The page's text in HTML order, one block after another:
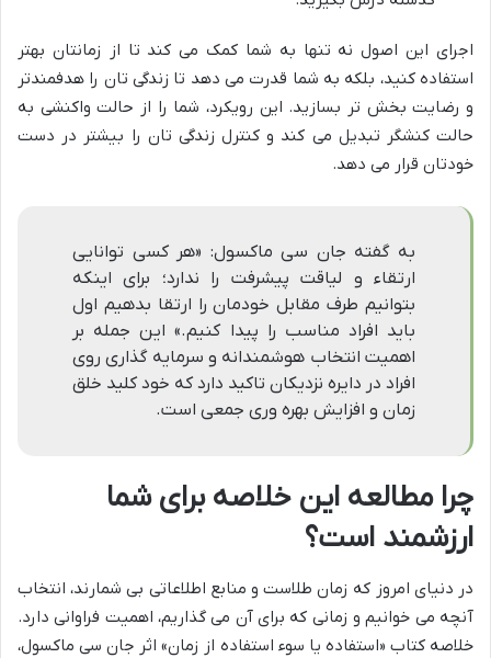
اجرای این اصول نه تنها به شما کمک می کند تا از زمانتان بهتر
استفاده کنید، بلکه به شما قدرت می دهد تا زندگی تان را هدفمندتر
و رضایت بخش تر بسازید. این رویکرد، شما را از حالت واکنشی به
حالت کنشگر تبدیل می کند و کنترل زندگی تان را بیشتر در دست
خودتان قرار می دهد.
به گفته جان سی ماکسول: «هر کسی توانایی
ارتقاء و لیاقت پیشرفت را ندارد؛ برای اینکه
بتوانیم طرف مقابل خودمان را ارتقا بدهیم اول
باید افراد مناسب را پیدا کنیم.» این جمله بر
اهمیت انتخاب هوشمندانه و سرمایه گذاری روی
افراد در دایره نزدیکان تاکید دارد که خود کلید خلق
زمان و افزایش بهره وری جمعی است.
چرا مطالعه این خلاصه برای شما
ارزشمند است؟
در دنیای امروز که زمان طلاست و منابع اطلاعاتی بی شمارند، انتخاب
آنچه می خوانیم و زمانی که برای آن می گذاریم، اهمیت فراوانی دارد.
خلاصه کتاب «استفاده یا سوء استفاده از زمان» اثر جان سی ماکسول،